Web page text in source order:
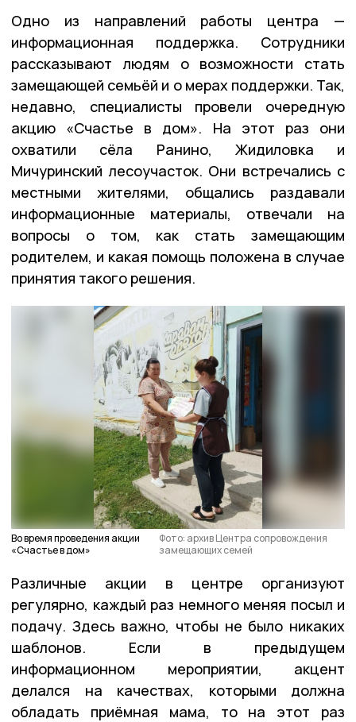
Одно из направлений работы центра —
информационная поддержка. Сотрудники
рассказывают людям о возможности стать
замещающей семьёй и о мерах поддержки. Так,
недавно, специалисты провели очередную
акцию «Счастье в дом». На этот раз они
охватили сёла Ранино, Жидиловка и
Мичуринский лесоучасток. Они встречались с
местными жителями, общались раздавали
информационные материалы, отвечали на
вопросы о том, как стать замещающим
родителем, и какая помощь положена в случае
принятия такого решения.
Во время проведения акции
«Счастье в дом»
Фото: архив Центра сопровождения
замещающих семей
Различные акции в центре организуют
регулярно, каждый раз немного меняя посыл и
подачу. Здесь важно, чтобы не было никаких
шаблонов. Если в предыдущем
информационном мероприятии, акцент
делался на качествах, которыми должна
обладать приёмная мама, то на этот раз